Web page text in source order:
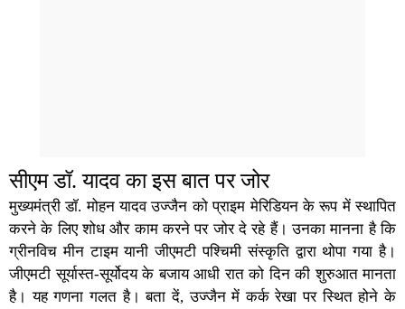
सीएम डॉ. यादव का इस बात पर जोर
मुख्यमंत्री डॉ. मोहन यादव उज्जैन को प्राइम मेरिडियन के रूप में स्थापित
करने के लिए शोध और काम करने पर जोर दे रहे हैं। उनका मानना है कि
ग्रीनविच मीन टाइम यानी जीएमटी पश्चिमी संस्कृति द्वारा थोपा गया है।
जीएमटी सूर्यास्त-सूर्योदय के बजाय आधी रात को दिन की शुरुआत मानता
है। यह गणना गलत है। बता दें, उज्जैन में कर्क रेखा पर स्थित होने के